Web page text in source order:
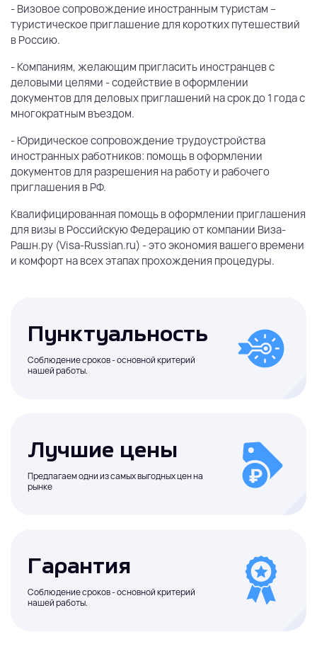
- Визовое сопровождение иностранным туристам –
туристическое приглашение для коротких путешествий
в Россию.
- Компаниям, желающим пригласить иностранцев с
деловыми целями - содействие в оформлении
документов для деловых приглашений на срок до 1 года с
многократным въездом.
- Юридическое сопровождение трудоустройства
иностранных работников: помощь в оформлении
документов для разрешения на работу и рабочего
приглашения в РФ.
Квалифицированная помощь в оформлении приглашения
для визы в Российскую Федерацию от компании Виза-
Рашн.ру (Visa-Russian.ru) - это экономия вашего времени
и комфорт на всех этапах прохождения процедуры.
Пунктуальность
Соблюдение сроков - основной критерий
нашей работы.
Лучшие цены
Предлагаем одни из самых выгодных цен на
рынке
Гарантия
Соблюдение сроков - основной критерий
нашей работы.